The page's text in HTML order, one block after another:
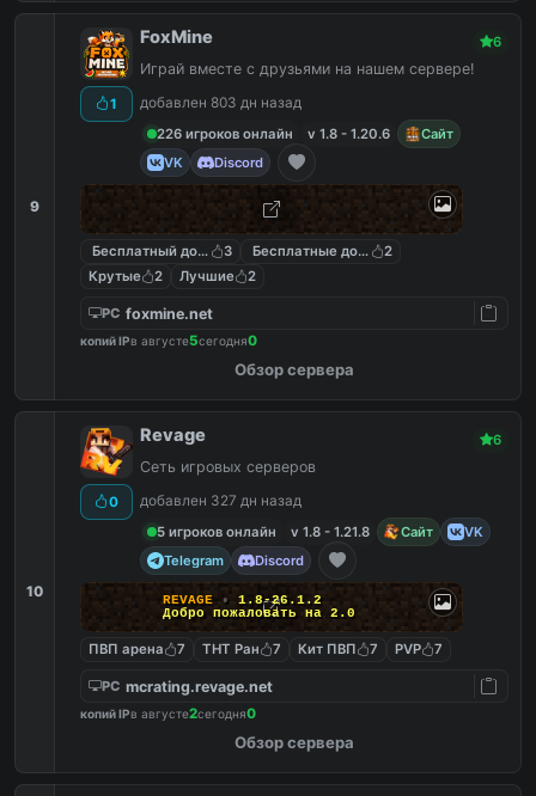
9
1
FoxMine 6
Играй вместе с друзьями на нашем сервере!
добавлен 803 дн назад
226 игроков онлайн
v 1.8 - 1.20.6
Сайт
VK
Discord
Бесплатный донат 3 Бесплатные донат кейсы
2
Крутые
2 Лучшие 2
PC foxmine.net
копий IPв августе5сегодня0
Обзор сервера
10
0
Revage 6
Сеть игровых серверов
добавлен 327 дн назад
5 игроков онлайн
v 1.8 - 1.21.8 Сайт
VK
Telegram
Discord
REVAGE • 1.8-26.1.2
Добро пожаловать на 2.0
ПВП арена 7 ТНТ Ран 7 Кит ПВП 7 PVP 7
PC mcrating.revage.net
копий IPв августе2сегодня0
Обзор сервера